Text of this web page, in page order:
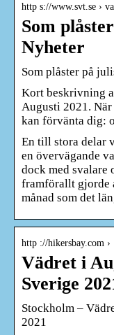
http s://www.svt.se ›
Som
Nyheter
Som plåster på
Kort beskrivning
Augusti 2021.
kan förvänta dig:
En till stora delar
en övervägande
dock med svalare
framförallt gjorde
månad som det
http ://hikersbay.com
Vädret i
Sverige
Stockholm –
2021